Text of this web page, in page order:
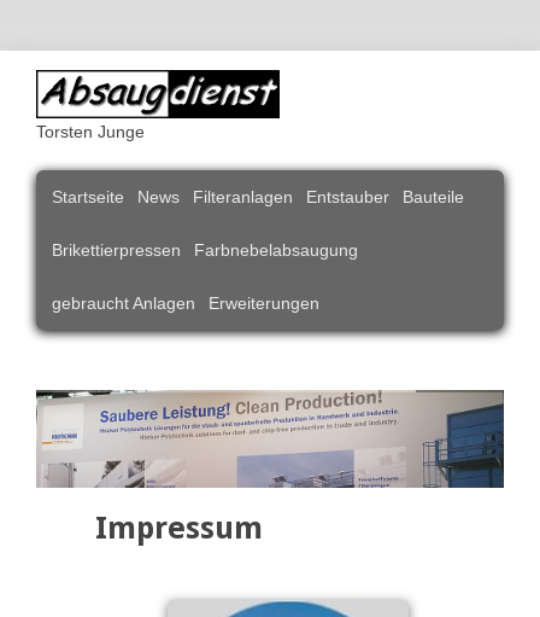
Torsten Junge
Navigation
überspringen
Startseite News Filteranlagen Entstauber Bauteile
Brikettierpressen Farbnebelabsaugung
gebraucht Anlagen Erweiterungen
Impressum